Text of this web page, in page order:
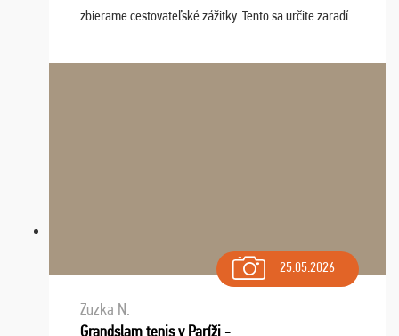
zbierame cestovateľské zážitky. Tento sa určite zaradí
osudu - pohodový šefík Meďo, dobrá parti ...
25.05.2026
Zuzka N.
Grandslam tenis v Paríži -